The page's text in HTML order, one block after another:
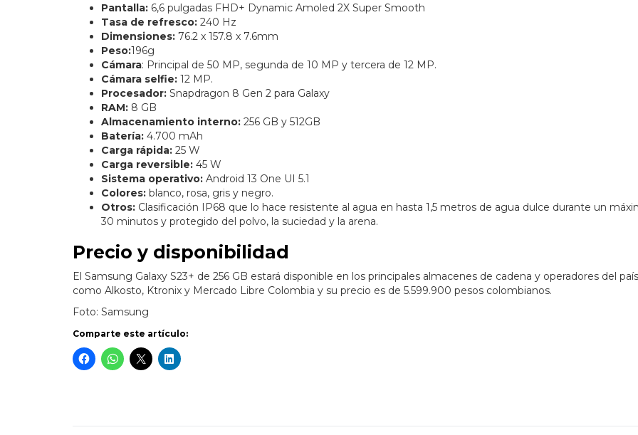
Pantalla: 6,6 pulgadas FHD+ Dynamic Amoled 2X Super Smooth
Tasa de refresco: 240 Hz
Dimensiones: 76.2 x 157.8 x 7.6mm
Peso:196g
Cámara: Principal de 50 MP, segunda de 10 MP y tercera de 12 MP.
Cámara selfie: 12 MP.
Procesador: Snapdragon 8 Gen 2 para Galaxy
RAM: 8 GB
Almacenamiento interno: 256 GB y 512GB
Batería: 4.700 mAh
Carga rápida: 25 W
Carga reversible: 45 W
Sistema operativo: Android 13 One UI 5.1
Colores: blanco, rosa, gris y negro.
Otros: Clasificación IP68 que lo hace resistente al agua en hasta 1,5 metros de agua dulce durante un
30 minutos y protegido del polvo, la suciedad y la arena.
Precio y disponibilidad
El Samsung Galaxy S23+ de 256 GB estará disponible en los principales almacenes de cadena y operadores del
como Alkosto, Ktronix y Mercado Libre Colombia y su precio es de 5.599.900 pesos colombianos.
Foto: Samsung
Comparte este artículo: